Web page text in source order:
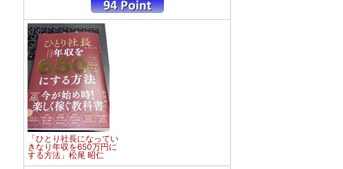
「ひとり社長になってい
きなり年収を650万円に
する方法」松尾 昭仁